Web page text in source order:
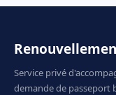
Service privé
demande de passeport